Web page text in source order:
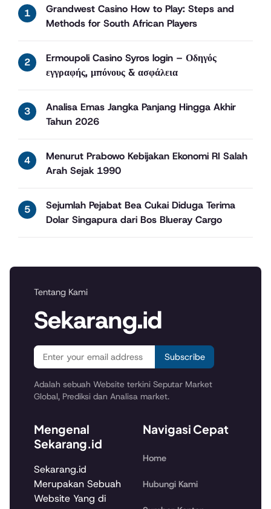
Grandwest Casino How to Play: Steps and
Methods for South African Players
Ermoupoli Casino Syros login – Οδηγός
εγγραφής, μπόνους & ασφάλεια
Analisa Emas Jangka Panjang Hingga Akhir
Tahun 2026
Menurut Prabowo Kebijakan Ekonomi RI Salah
Arah Sejak 1990
Sejumlah Pejabat Bea Cukai Diduga Terima
Dolar Singapura dari Bos Blueray Cargo
Tentang Kami
Sekarang.id
Subscribe
Adalah sebuah Website terkini Seputar Market
Global, Prediksi dan Analisa market.
Mengenal
Sekarang.id
Sekarang.id
Merupakan Sebuah
Website Yang di
Navigasi Cepat
Home
Hubungi Kami